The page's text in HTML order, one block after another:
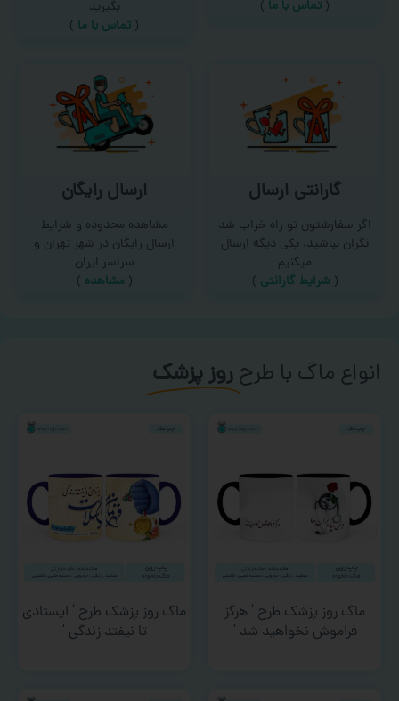
( تماس با ما‌ )
بگیرید
( تماس با ما )
گارانتی ارسال
اگر سفارشتون تو راه خراب شد
نگران نباشید، یکی دیگه ارسال
میکنیم
( شرایط گارانتی )
ارسال رایگان
مشاهده محدوده و شرایط
ارسال رایگان در شهر تهران و
سراسر ایران
(مشاهده )
انواع ماگ با طرحروز پزشک
ماگ روز پزشک طرح ‘ هرگز
فراموش نخواهید شد ‘
ماگ روز پزشک طرح ‘ ایستادی
تا نیفتد زندگی ‘